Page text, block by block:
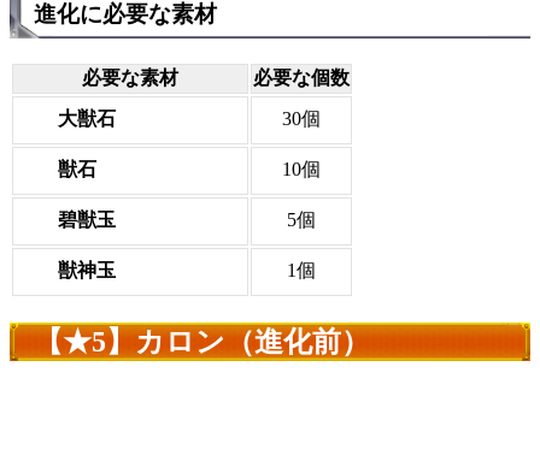
進化に必要な素材
必要な素材
必要な個数
大獣石
30個
獣石 10個
碧獣玉 5個
獣神玉 1個
【★5】カロン（進化前）